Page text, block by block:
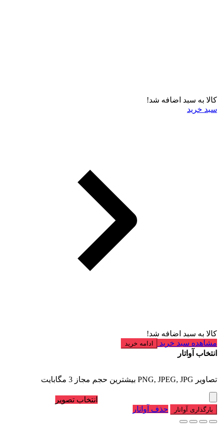
کالا به سبد اضافه شد!
سبد خرید
کالا به سبد اضافه شد!
مشاهده سبد خرید
ادامه خرید
انتخاب آواتار
تصاویر PNG, JPEG, JPG بیشترین حجم مجاز 3 مگابایت
انتخاب تصویر
بارگذاری آواتار حذف آواتار